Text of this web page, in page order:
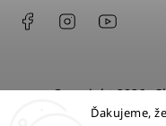
Ďakujeme,
FacebookInstagram
Copyright 2026